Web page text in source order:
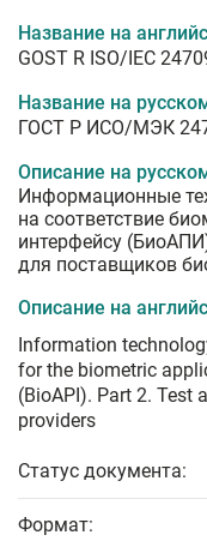
Название на
GOST R ISO/IEC
Название на
ГОСТ Р ИСО/МЭК
Описание на
Информационные
на соответствие
интерфейсу
для поставщиков
Описание на
Information
for the biometric
(BioAPI). Part 2. Test
providers
Статус документа:
Формат: